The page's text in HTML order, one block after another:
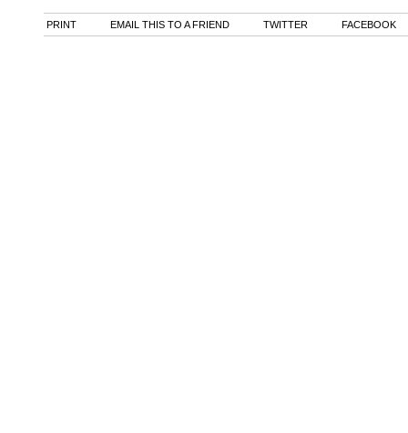
PRINT EMAIL THIS TO A FRIEND TWITTER FACEBOOK